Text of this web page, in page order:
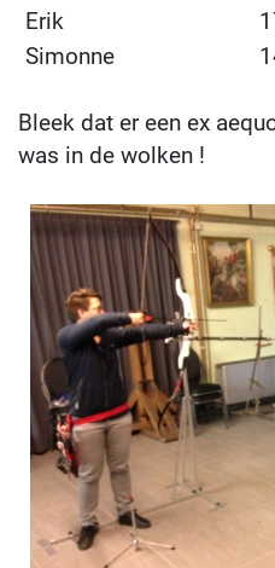
Erik
Simonne
Bleek dat er een ex
was in de wolken !